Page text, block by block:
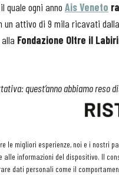
le migliori esperienze, noi e i nostri
alle informazioni del dispositivo. Il
dati personali come il
quale ogni anno Ais Veneto
un attivo di 9 mila ricavati
Fondazione Oltre il
quest’anno abbiamo reso
, delegato Ais Veneto per
a ruba tra Sommelier e
territorio, che hanno scelto il
natalizio”